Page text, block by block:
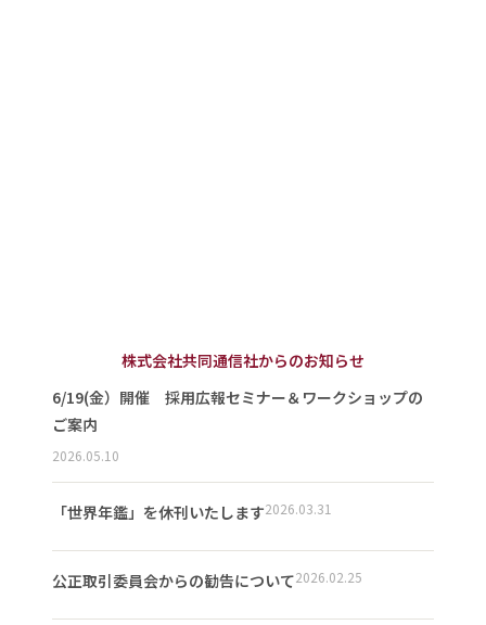
株式会社共同通信社からのお知らせ
6/19(金）開催 採用広報セミナー＆ワークショップの
ご案内
2026.05.10
「世界年鑑」を休刊いたします2026.03.31
公正取引委員会からの勧告について2026.02.25